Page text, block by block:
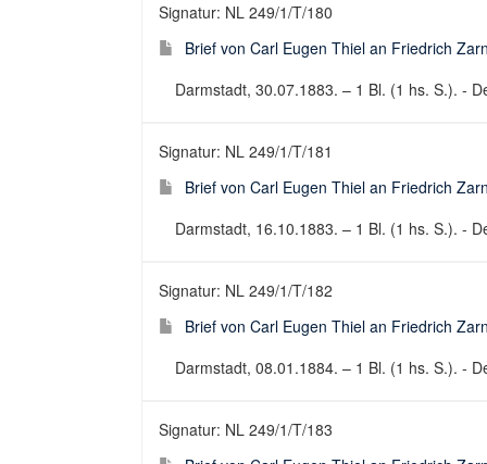
Signatur: NL 249/1/T/180
Brief von Carl Eugen Thiel an Friedrich
Darmstadt, 30.07.1883. – 1 Bl. (1 hs. S.). -
Signatur: NL 249/1/T/181
Brief von Carl Eugen Thiel an Friedrich
Darmstadt, 16.10.1883. – 1 Bl. (1 hs. S.). -
Signatur: NL 249/1/T/182
Brief von Carl Eugen Thiel an Friedrich
Darmstadt, 08.01.1884. – 1 Bl. (1 hs. S.). -
Signatur: NL 249/1/T/183